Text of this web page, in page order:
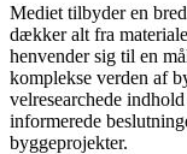
Mediet tilbyder en
dækker alt fra
henvender sig til en
komplekse verden af
velresearchede
informerede
byggeprojekter.